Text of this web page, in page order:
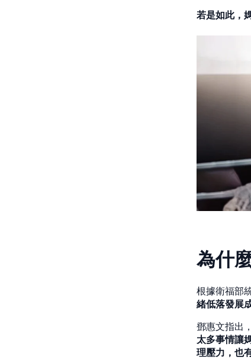
若是如此，
為什
根據衛福部
緒低落發展
鄧惠文指出
太多事情讓
理壓力，也